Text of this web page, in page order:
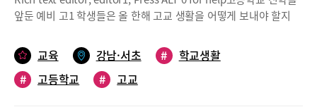
앞둔 예비 고1 학생들은 올 한해 고교 생활을 어떻게 보내야 할지
낸 선배들은 어땠을까? 오는 3월 신학기가 시작되면 2학년이 되는
강남서초지역 예비 고2(현 고1) 학생들이, 고등학교 입학을 앞둔 예
비 고1 후배들에게 전하는 슬기로운 고교생활 경험담을 생생하게
교육 강남·서초 #
학교생활
#
고등학교 # 고교